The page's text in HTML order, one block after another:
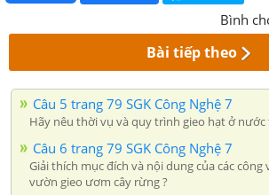
Bình
Bài tiếp theo
Câu 5 trang 79 SGK Công Nghệ 7
Hãy nêu thời vụ và quy trình gieo hạt ở nước
Câu 6 trang 79 SGK Công Nghệ 7
Giải thích mục đích và nội dung của các công
vườn gieo ươm cây rừng ?